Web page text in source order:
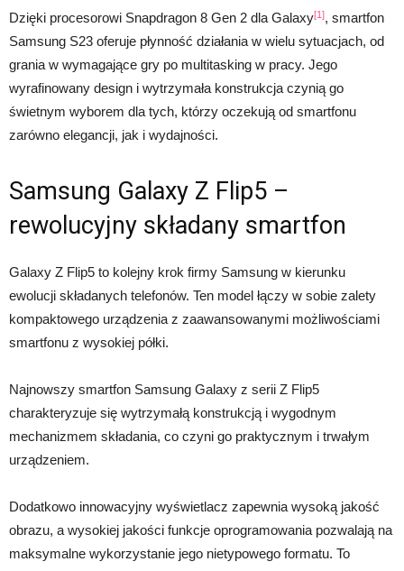
Dzięki procesorowi Snapdragon 8 Gen 2 dla Galaxy[1], smartfon
Samsung S23 oferuje płynność działania w wielu sytuacjach, od
grania w wymagające gry po multitasking w pracy. Jego
wyrafinowany design i wytrzymała konstrukcja czynią go
świetnym wyborem dla tych, którzy oczekują od smartfonu
zarówno elegancji, jak i wydajności.
Samsung Galaxy Z Flip5 –
rewolucyjny składany smartfon
Galaxy Z Flip5 to kolejny krok firmy Samsung w kierunku
ewolucji składanych telefonów. Ten model łączy w sobie zalety
kompaktowego urządzenia z zaawansowanymi możliwościami
smartfonu z wysokiej półki.
Najnowszy smartfon Samsung Galaxy z serii Z Flip5
charakteryzuje się wytrzymałą konstrukcją i wygodnym
mechanizmem składania, co czyni go praktycznym i trwałym
urządzeniem.
Dodatkowo innowacyjny wyświetlacz zapewnia wysoką jakość
obrazu, a wysokiej jakości funkcje oprogramowania pozwalają na
maksymalne wykorzystanie jego nietypowego formatu. To